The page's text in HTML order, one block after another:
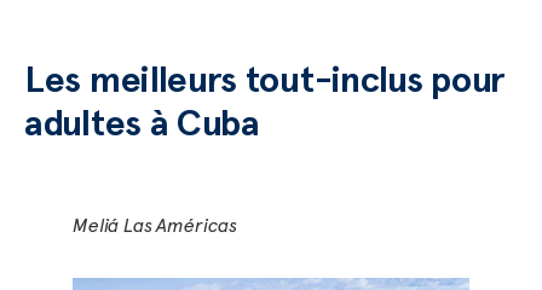
Les meilleurs tout-inclus pour
adultes à Cuba
Meliá Las Américas